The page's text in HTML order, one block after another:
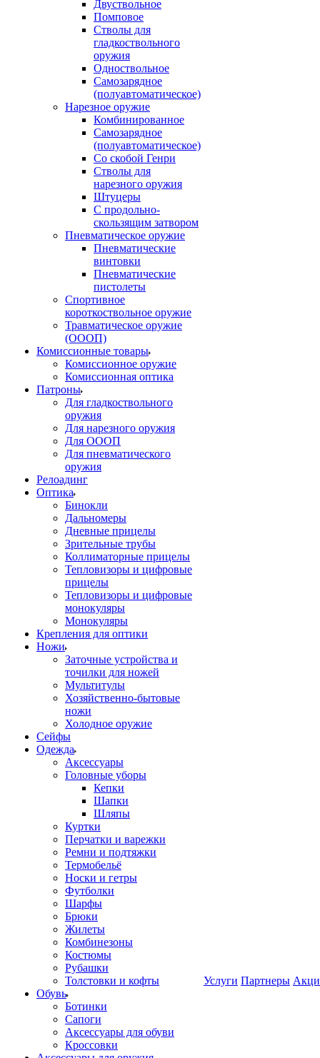
Двуствольное
Помповое
Стволы для
гладкоствольного
оружия
Одноствольное
Самозарядное
(полуавтоматическое)
Нарезное оружие
Комбинированное
Самозарядное
(полуавтоматическое)
Со скобой Генри
Стволы для
нарезного оружия
Штуцеры
С продольно-
скользящим затвором
Пневматическое оружие
Пневматические
винтовки
Пневматические
пистолеты
Спортивное
короткоствольное оружие
Травматическое оружие
(ОООП)
Комиссионные товары
Комиссионное оружие
Комиссионная оптика
Патроны
Для гладкоствольного
оружия
Для нарезного оружия
Для ОООП
Для пневматического
оружия
Релоадинг
Оптика
Бинокли
Дальномеры
Дневные прицелы
Зрительные трубы
Коллиматорные прицелы
Тепловизоры и цифровые
прицелы
Тепловизоры и цифровые
монокуляры
Монокуляры
Крепления для оптики
Ножи
Заточные устройства и
точилки для ножей
Мультитулы
Хозяйственно-бытовые
ножи
Холодное оружие
Сейфы
Одежда
Аксессуары
Головные уборы
Кепки
Шапки
Шляпы
Куртки
Перчатки и варежки
Ремни и подтяжки
Термобельё
Носки и гетры
Футболки
Шарфы
Брюки
Жилеты
Комбинезоны
Костюмы
Рубашки
Толстовки и кофты
Обувь
Ботинки
Сапоги
Аксессуары для обуви
Кроссовки
Услуги Партнеры